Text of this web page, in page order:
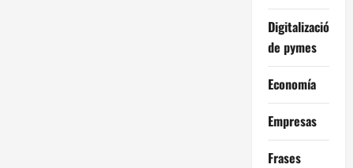
Digitalización
de pymes
Economía
Empresas
Frases